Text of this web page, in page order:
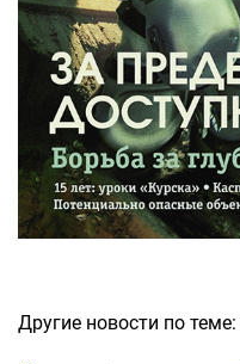
Другие новости по теме: